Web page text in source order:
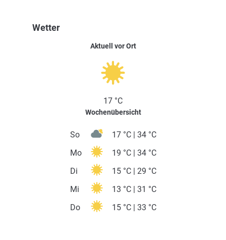
Wetter
Aktuell vor Ort
17 °C
Wochenübersicht
So
17 °C | 34 °C
Mo
19 °C | 34 °C
Di
15 °C | 29 °C
Mi
13 °C | 31 °C
Do
15 °C | 33 °C